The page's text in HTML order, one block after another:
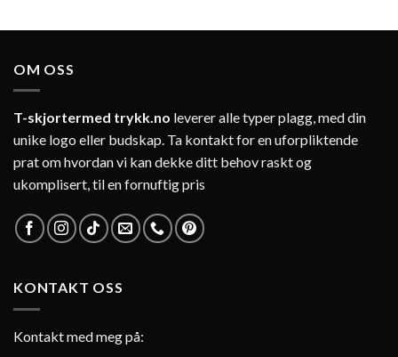
OM OSS
T-skjortermed trykk.no leverer alle typer plagg, med din
unike logo eller budskap. Ta kontakt for en uforpliktende
prat om hvordan vi kan dekke ditt behov raskt og
ukomplisert, til en fornuftig pris
KONTAKT OSS
Kontakt med meg på: